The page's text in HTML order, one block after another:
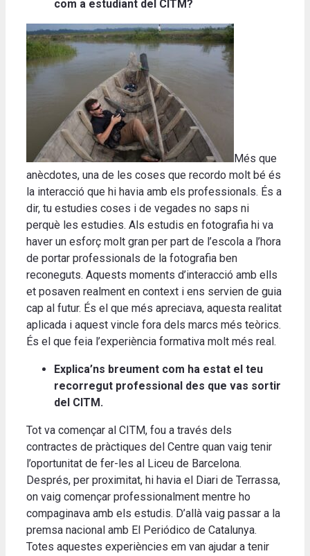
com a estudiant del CITM?
Més que
anècdotes, una de les coses que recordo molt bé és
la interacció que hi havia amb els professionals. És a
dir, tu estudies coses i de vegades no saps ni
perquè les estudies. Als estudis en fotografia hi va
haver un esforç molt gran per part de l’escola a l’hora
de portar professionals de la fotografia ben
reconeguts. Aquests moments d’interacció amb ells
et posaven realment en context i ens servien de guia
cap al futur. És el que més apreciava, aquesta realitat
aplicada i aquest vincle fora dels marcs més teòrics.
És el que feia l’experiència formativa molt més real.
Explica’ns breument com ha estat el teu
recorregut professional des que vas sortir
del CITM.
Tot va començar al CITM, fou a través dels
contractes de pràctiques del Centre quan vaig tenir
l’oportunitat de fer-les al Liceu de Barcelona.
Després, per proximitat, hi havia el Diari de Terrassa,
on vaig començar professionalment mentre ho
compaginava amb els estudis. D’allà vaig passar a la
premsa nacional amb El Periódico de Catalunya.
Totes aquestes experiències em van ajudar a tenir